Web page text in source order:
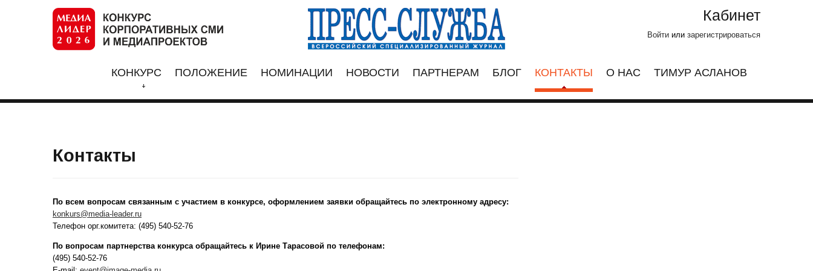
Кабинет
Войти или зарегистрироваться
КОНКУРС ПОЛОЖЕНИЕ НОМИНАЦИИ НОВОСТИ ПАРТНЕРАМ БЛОГ КОНТАКТЫ О НАС ТИМУР АСЛАНОВ
Контакты
По всем вопросам связанным с участием в конкурсе, оформлением заявки обращайтесь по электронному адресу:
konkurs@media-leader.ru
Телефон орг.комитета: (495) 540-52-76
По вопросам партнерства конкурса обращайтесь к Ирине Тарасовой по телефонам:
(495) 540-52-76